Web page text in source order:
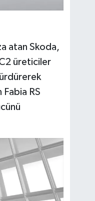
atan Skoda,
üreticiler
RS